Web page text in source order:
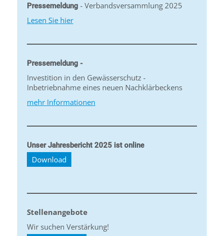
Pressemeldung - Verbandsversammlung 2025
Lesen Sie hier
Pressemeldung -
Investition in den Gewässerschutz -
Inbetriebnahme eines neuen Nachklärbeckens
mehr Informationen
Unser Jahresbericht 2025 ist online
Download
Stellenangebote
Wir suchen Verstärkung!